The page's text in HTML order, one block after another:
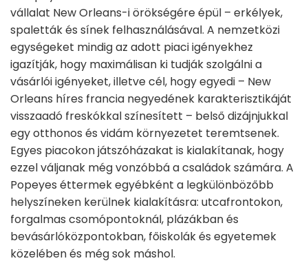
vállalat New Orleans-i örökségére épül – erkélyek,
spaletták és sínek felhasználásával. A nemzetközi
egységeket mindig az adott piaci igényekhez
igazítják, hogy maximálisan ki tudják szolgálni a
vásárlói igényeket, illetve cél, hogy egyedi – New
Orleans híres francia negyedének karakterisztikáját
visszaadó freskókkal színesített – belső dizájnjukkal
egy otthonos és vidám környezetet teremtsenek.
Egyes piacokon játszóházakat is kialakítanak, hogy
ezzel váljanak még vonzóbbá a családok számára. A
Popeyes éttermek egyébként a legkülönbözőbb
helyszíneken kerülnek kialakításra: utcafrontokon,
forgalmas csomópontoknál, plázákban és
bevásárlóközpontokban, főiskolák és egyetemek
közelében és még sok máshol.